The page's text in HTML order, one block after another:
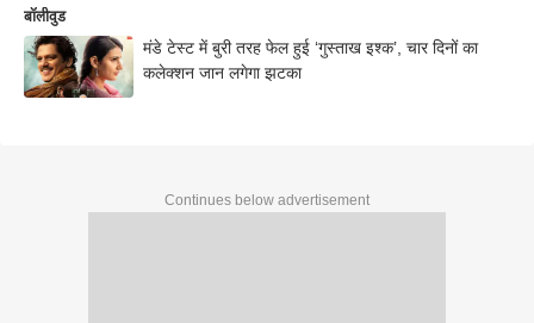
बॉलीवुड
मंडे टेस्ट में बुरी तरह फेल हुई ‘गुस्ताख इश्क’, चार दिनों का
कलेक्शन जान लगेगा झटका
Continues below advertisement